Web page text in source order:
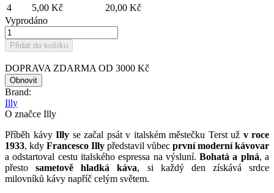
4
5,00 Kč
20,00 Kč
Vyprodáno
Přidat do košíku
DOPRAVA ZDARMA OD 3000 Kč
Brand:
Illy
O značce Illy
Příběh kávy Illy se začal psát v italském městečku Terst už v roce
1933, kdy Francesco Illy představil vůbec první moderní kávovar
a odstartoval cestu italského espressa na výsluní.Bohatá a plná, a
přestosametově hladká káva, si každý den získává srdce
milovníků kávy napříč celým světem.